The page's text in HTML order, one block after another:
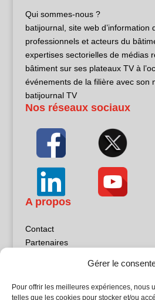
Gérer le
Pour offrir les meilleures expériences, nous
telles que les cookies pour stocker et/ou
Qui sommes-nous ?
batijournal, site web d’information
professionnels et acteurs du
expertises sectorielles de médias
bâtiment sur ses plateaux TV à
événements de la filière avec son
batijournal TV
Nos réseaux sociaux
A propos
Contact
Partenaires
Politique de confidentialité
Sites partenaires